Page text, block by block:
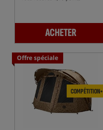
ACHETER
Offre spéciale
COMPÉTITION+